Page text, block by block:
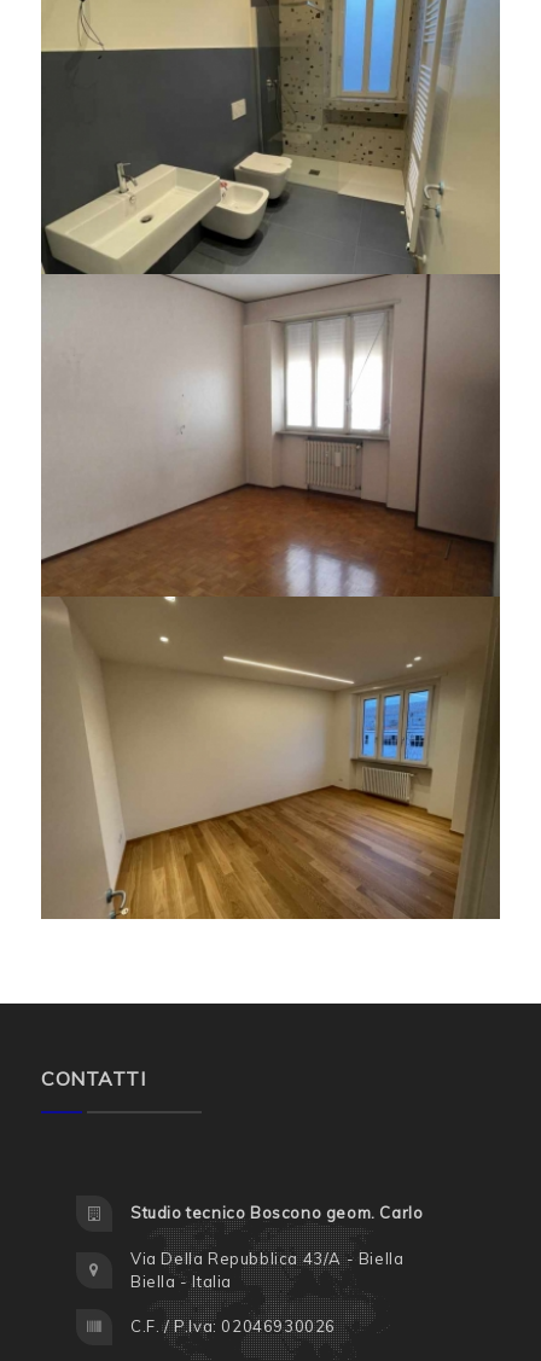
CONTATTI
Studio tecnico Boscono geom. Carlo
Via Della Repubblica 43/A - Biella
Biella - Italia
C.F. / P.Iva: 02046930026